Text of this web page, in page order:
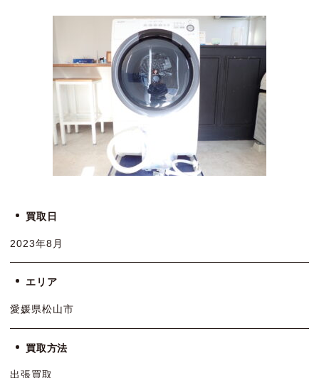
買取日
2023年8月
エリア
愛媛県松山市
買取方法
出張買取